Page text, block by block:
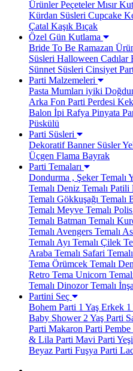
ÜrünlerPeçetelerMısır
Kürdan Süsleri Cupcake
Çatal Kaşık Bıçak
Özel Gün Kutlama
Bride To Be Ramazan
Süsleri Halloween Cadılar
Sünnet Süsleri Cinsiyet
Parti Malzemeleri
Pasta Mumları iyiki
Arka Fon Parti Perdesi
Balon İpi Rafya Pinyata
Püskülü
Parti Süsleri
Dekoratif Banner Süsler
Üçgen Flama Bayrak
Parti Temaları
Dondurma , Şeker Temalı
Temalı Deniz Temalı Patili
Temalı Gökkuşağı Temalı
Temalı Meyve Temalı Polis
Temalı Batman Temalı
Temalı Avengers Temalı
Temalı Ayı Temalı Çilek
Araba Temalı Safari Temalı
Tema Örümcek Temalı
Retro Tema Unicorn
Temalı Dinozor Temalı
Partini Seç
Bohem Parti 1 Yaş Erkek 1
Baby Shower2 Yaş Parti
Parti Makaron Parti Pembe
& Lila Parti Mavi Parti
Beyaz Parti Fuşya Parti